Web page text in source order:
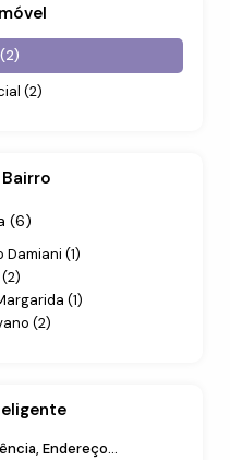
(2)
(6)
Damiani (1)
(1)
(2)